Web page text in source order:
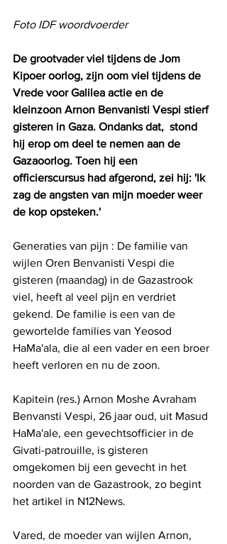
Foto IDF woordvoerder
De grootvader viel tijdens de Jom
Kipoer oorlog, zijn oom viel tijdens de
Vrede voor Galilea actie en de
kleinzoon Arnon Benvanisti Vespi stierf
gisteren in Gaza. Ondanks dat,  stond
hij erop om deel te nemen aan de
Gazaoorlog. Toen hij een
officierscursus had afgerond, zei hij: 'Ik
zag de angsten van mijn moeder weer
de kop opsteken.'
Generaties van pijn : De familie van
wijlen Oren Benvanisti Vespi die
gisteren (maandag) in de Gazastrook
viel, heeft al veel pijn en verdriet
gekend. De familie is een van de
gewortelde families van Yeosod
HaMa'ala, die al een vader en een broer
heeft verloren en nu de zoon.
Kapitein (res.) Arnon Moshe Avraham
Benvansti Vespi, 26 jaar oud, uit Masud
HaMa'ale, een gevechtsofficier in de
Givati-patrouille, is gisteren
omgekomen bij een gevecht in het
noorden van de Gazastrook, zo begint
het artikel in N12News.
Vared, de moeder van wijlen Arnon,